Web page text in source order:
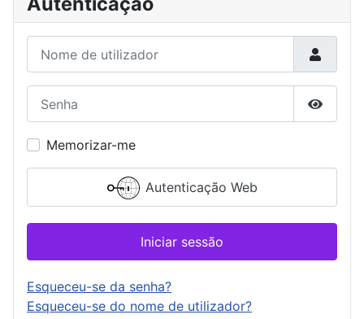
Memorizar-me
Autenticação Web
Iniciar sessão
Esqueceu-se da senha?
Esqueceu-se do nome de utilizador?